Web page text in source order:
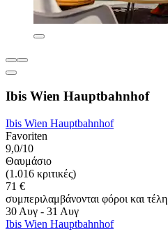
Ibis Wien Hauptbahnhof
Ibis Wien Hauptbahnhof
Favoriten
9,0/10
Θαυμάσιο
(1.016 κριτικές)
71 €
συμπεριλαμβάνονται φόροι και τέλη
30 Αυγ - 31 Αυγ
Ibis Wien Hauptbahnhof